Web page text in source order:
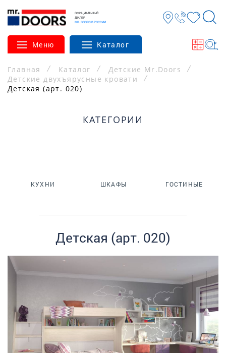
ОФИЦИАЛЬНЫЙ
ДИЛЕР
MR. DOORS В РОССИИ
Меню Каталог
Главная Каталог
Детские Mr.Doors
Детские двухъярусные кровати
Детская (арт. 020)
КАТЕГОРИИ
КУХНИ ШКАФЫ ГОСТИНЫЕ
Детская (арт. 020)